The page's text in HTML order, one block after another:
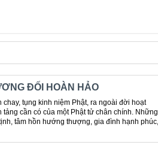
ĐỐI HOÀN HẢO
tụng kinh niệm Phật, ra ngoài đời hoạt
cần có của một Phật tử chân chính. Những
tâm hồn hướng thượng, gia đình hạnh phúc,